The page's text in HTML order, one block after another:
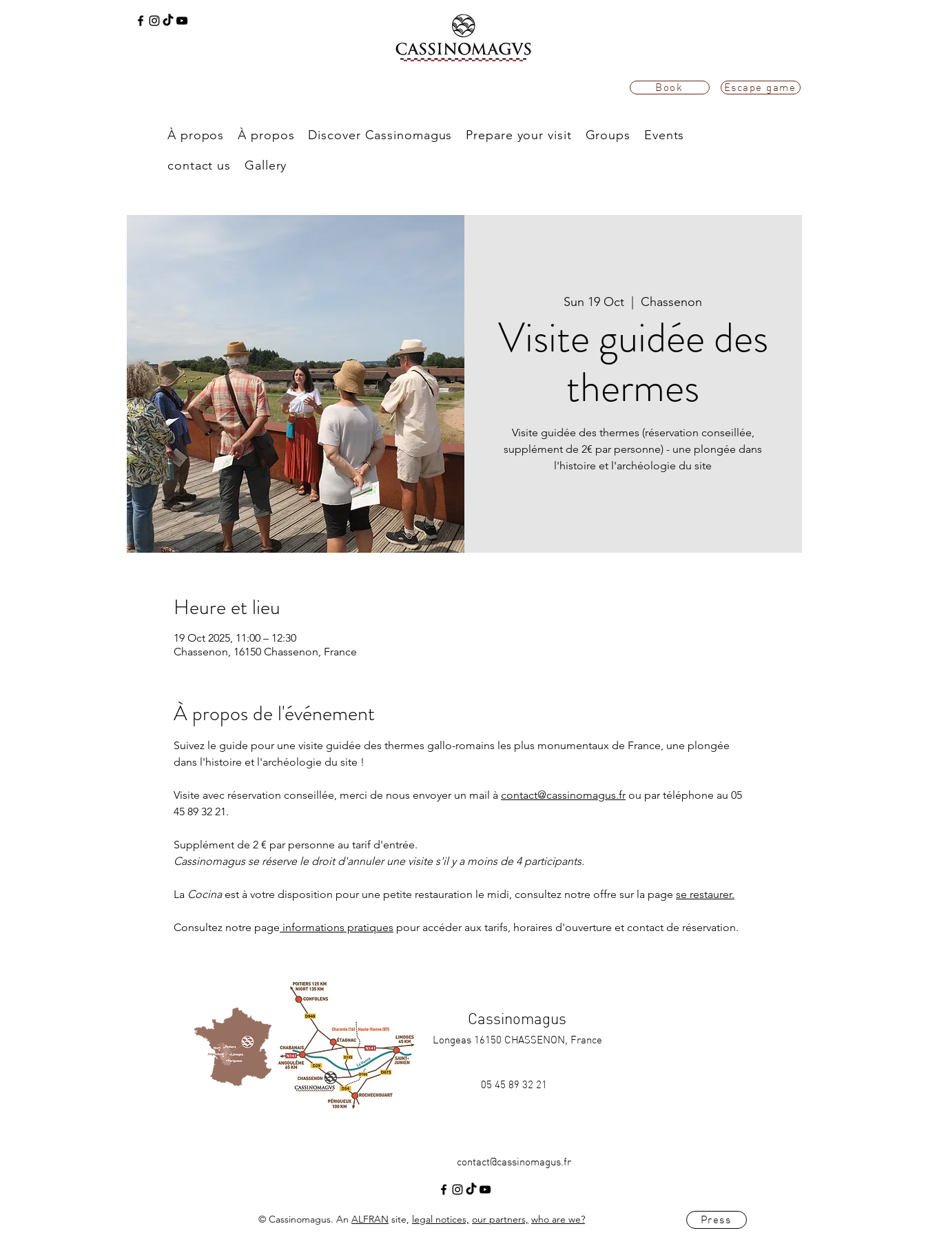
Book Escape game
À propos À propos Discover Cassinomagus Prepare your visit Groups
Events
contact us
Gallery
Sun 19 Oct
  |
Chassenon
Visite guidée des
thermes
Visite guidée des thermes (réservation conseillée,
supplément de 2€ par personne) - une plongée dans
l'histoire et l'archéologie du site
Heure et lieu
19 Oct 2025, 11:00 – 12:30
Chassenon, 16150 Chassenon, France
À propos de l'événement
Suivez le guide pour une visite guidée des thermes gallo-romains les plus monumentaux de France, une plongée
dans l'histoire et l'archéologie du site !
Visite avec réservation conseillée, merci de nous envoyer un mail à contact@cassinomagus.fr ou par téléphone au 05
45 89 32 21.
Supplément de 2 € par personne au tarif d'entrée.
Cassinomagus se réserve le droit d'annuler une visite s'il y a moins de 4 participants.
La Cocina est à votre disposition pour une petite restauration le midi, consultez notre offre sur la page se restaurer.
Consultez notre page informations pratiques pour accéder aux tarifs, horaires d'ouverture et contact de réservation.
Cassinomagus
Longeas 16150 CHASSENON, France
05 45 89 32 21
contact@cassinomagus.fr
© Cassinomagus. An ALFRAN site, legal notices, our partners, who are we? Press